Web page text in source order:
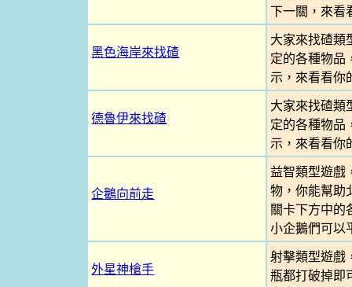
下一關，來看
黑色海岸來找碴
大家來找碴類
定的各種物品
示，來看看你
德魯伊來找碴
大家來找碴類
定的各種物品
示，來看看你
企鵝向前走
益智類型遊戲
物，你能幫助
關卡下方中的
小企鵝們可以
外星神槍手
射擊類型遊戲
瓶都打破掉即